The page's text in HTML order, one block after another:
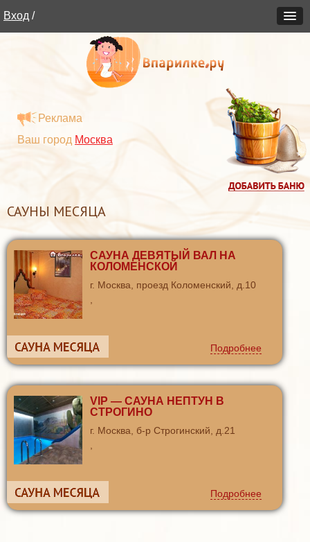
Вход /
Реклама
Ваш город Москва
САУНЫ МЕСЯЦА
САУНА ДЕВЯТЫЙ ВАЛ НА
КОЛОМЕНСКОЙ
г. Москва, проезд Коломенский, д.10
Подробнее
VIP — САУНА НЕПТУН В
СТРОГИНО
г. Москва, б-р Строгинский, д.21
Подробнее